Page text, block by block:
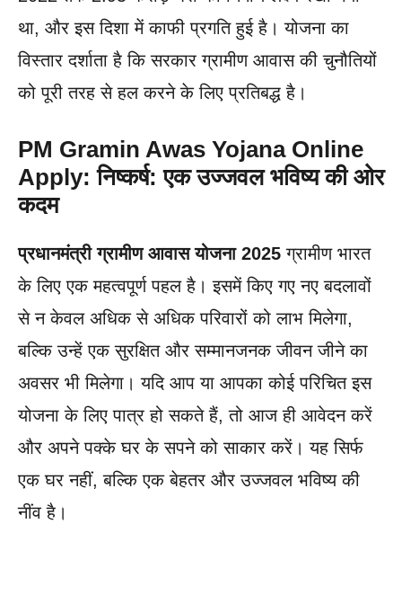
था, और इस दिशा में काफी प्रगति हुई है। योजना का
विस्तार दर्शाता है कि सरकार ग्रामीण आवास की चुनौतियों
को पूरी तरह से हल करने के लिए प्रतिबद्ध है।
PM Gramin Awas Yojana Online
Apply: निष्कर्ष: एक उज्जवल भविष्य की ओर
कदम
प्रधानमंत्री ग्रामीण आवास योजना 2025 ग्रामीण भारत
के लिए एक महत्वपूर्ण पहल है। इसमें किए गए नए बदलावों
से न केवल अधिक से अधिक परिवारों को लाभ मिलेगा,
बल्कि उन्हें एक सुरक्षित और सम्मानजनक जीवन जीने का
अवसर भी मिलेगा। यदि आप या आपका कोई परिचित इस
योजना के लिए पात्र हो सकते हैं, तो आज ही आवेदन करें
और अपने पक्के घर के सपने को साकार करें। यह सिर्फ
एक घर नहीं, बल्कि एक बेहतर और उज्जवल भविष्य की
नींव है।